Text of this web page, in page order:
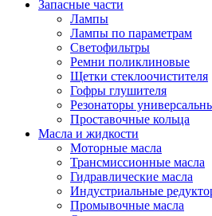
Запасные части
Лампы
Лампы по параметрам
Светофильтры
Ремни поликлиновые
Щетки стеклоочистителя
Гофры глушителя
Резонаторы
Проставочные кольца
Масла и жидкости
Моторные масла
Трансмиссионные масла
Гидравлические масла
Индустриальные
Промывочные масла